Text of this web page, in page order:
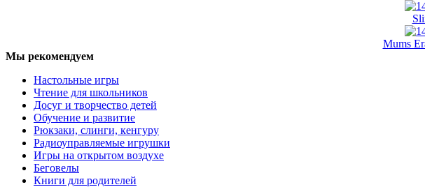
Mums
Мы рекомендуем
Настольные игры
Чтение для школьников
Досуг и творчество детей
Обучение и развитие
Рюкзаки, слинги, кенгуру
Радиоуправляемые игрушки
Игры на открытом воздухе
Беговелы
Книги для родителей